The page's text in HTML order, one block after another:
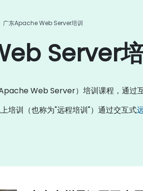
广东Apache Web Server培训
Server
Web Server）培训课程，通过
培训（也称为"远程培训"）通过交互式